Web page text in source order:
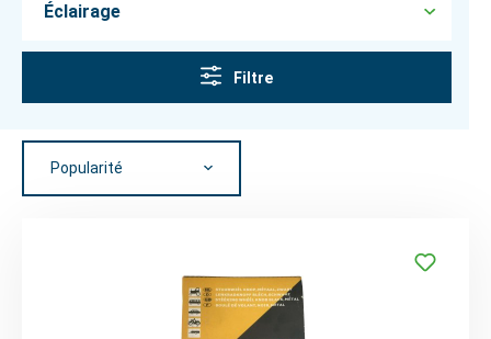
Éclairage
Filtre